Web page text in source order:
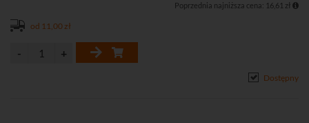
Poprzednia najniższa cena: 16,61 zł
od 11,00 zł
Dostępny